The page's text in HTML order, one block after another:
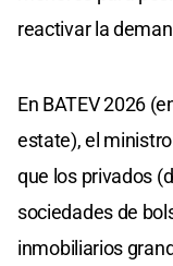
reactivar la
En BATEV 2026
estate), el
que los privados
sociedades de
inmobiliarios